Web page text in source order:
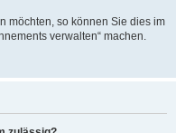
möchten, so können Sie dies im
verwalten“ machen.